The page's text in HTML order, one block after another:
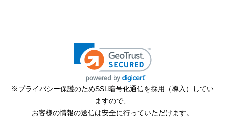
欲しい商品をスムーズに注文できましたか？
ショップからの連絡や対応は適切でしたか？
はい
予定の期日までに商品が届きましたか？
※プライバシー保護のためSSL暗号化通信を採用（導入）してい
ますので、
お客様の情報の送信は安全に行っていただけます。